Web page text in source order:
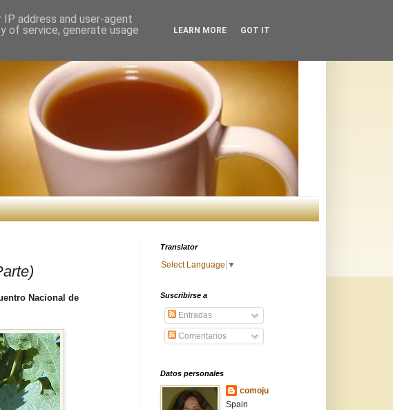
Nacional de
Translator
Select Language ▼
Suscribirse a
Entradas
Comentarios
Datos personales
comoju
Spain
address and user-agent
of service, generate usage
LEARN MORE GOT IT